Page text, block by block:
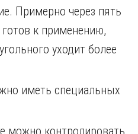
Примерно через пять
к применению,
уходит более
иметь специальных
можно контролировать